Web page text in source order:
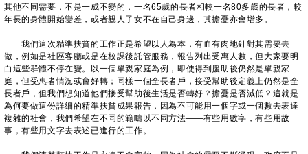
其他不同需要，不是一成不變的，一名65歲的長者相較一名80多歲的長者，較
年長的身體開始變差，或者親人子女不在自己身邊，其擔憂亦會增多。
我們這次精準扶貧的工作正是希望以人為本，有血有肉地針對其需要去
做，例如是社區客廳或是在校課後託管服務，報告列出受惠人數，但大家要明
白這些群體不停在變。以一個單親家庭為例，即使得到援助後仍然是單親家
庭，但受惠者情況或會好轉；同樣一個全長者戶，接受幫助後定義上仍然是全
長者戶，但我們想知道他們接受幫助後生活是否轉好？擔憂是否減低？這就是
為何要做這份詳細的精準扶貧成果報告，因為不可能用一個字或一個數去表達
複雜的社會，我們希望在不同的範疇以不同方法——有些用數字，有些用故
事，有些用文字去表述已進行的工作。